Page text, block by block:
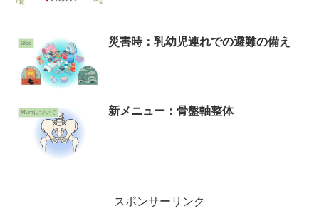
Blog 災害時：乳幼児連れでの避難の備え
Mumについて 新メニュー：骨盤軸整体
スポンサーリンク